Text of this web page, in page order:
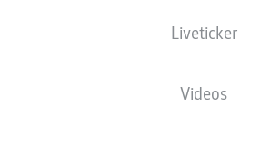
Liveticker
Videos
28.12.1977